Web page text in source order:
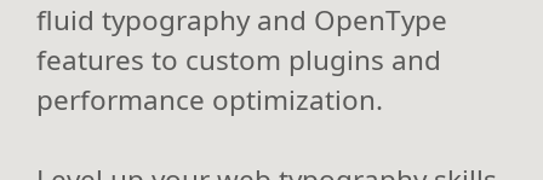
fluid typography and OpenType
features to custom plugins and
performance optimization.